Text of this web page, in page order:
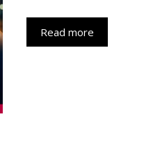
Read more